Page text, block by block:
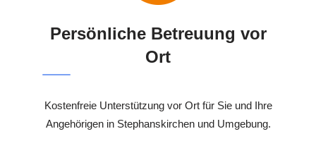
Persönliche Betreuung vor
Ort
Kostenfreie Unterstützung vor Ort für Sie und Ihre
Angehörigen in Stephanskirchen und Umgebung.